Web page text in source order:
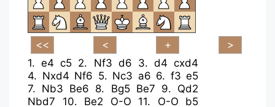
1.e4 c5 2. Nf3 d6 3. d4 cxd4
4. Nxd4 Nf6 5. Nc3 a6 6. f3 e5
7. Nb3 Be6 8. Bg5 Be7 9. Qd2
Nbd7
10. Be2 O-O 11. O-O
b5